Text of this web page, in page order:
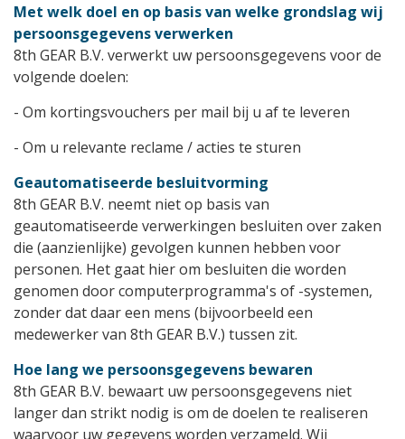
Met welk doel en op basis van welke grondslag wij
persoonsgegevens verwerken
8th GEAR B.V. verwerkt uw persoonsgegevens voor de
volgende doelen:
- Om kortingsvouchers per mail bij u af te leveren
- Om u relevante reclame / acties te sturen
Geautomatiseerde besluitvorming
8th GEAR B.V. neemt niet op basis van
geautomatiseerde verwerkingen besluiten over zaken
die (aanzienlijke) gevolgen kunnen hebben voor
personen. Het gaat hier om besluiten die worden
genomen door computerprogramma's of -systemen,
zonder dat daar een mens (bijvoorbeeld een
medewerker van 8th GEAR B.V.) tussen zit.
Hoe lang we persoonsgegevens bewaren
8th GEAR B.V. bewaart uw persoonsgegevens niet
langer dan strikt nodig is om de doelen te realiseren
waarvoor uw gegevens worden verzameld. Wij